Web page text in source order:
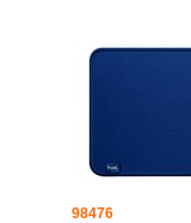
98476